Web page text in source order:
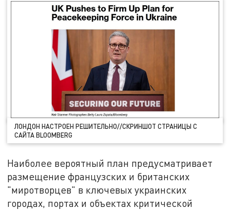
ЛОНДОН НАСТРОЕН РЕШИТЕЛЬНО//СКРИНШОТ СТРАНИЦЫ С
САЙТА BLOOMBERG
Наиболее вероятный план предусматривает
размещение французских и британских
"миротворцев" в ключевых украинских
городах, портах и объектах критической